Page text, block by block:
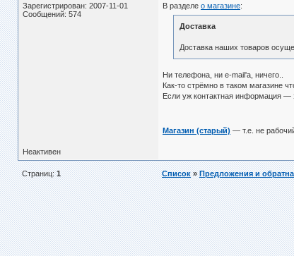
Зарегистрирован: 2007-11-01
Сообщений: 574
В разделе о магазине:
Доставка
Доставка наших товаров
Ни телефона, ни e-mail'а, ничего..
Как-то стрёмно в таком магазине
Если уж контактная информация —
Магазин (старый) — т.е. не
Неактивен
Страниц:1 Список»Предложения и